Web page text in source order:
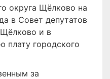
округа Щёлково на
в Совет депутатов
Щёлково и в
плату городского
за